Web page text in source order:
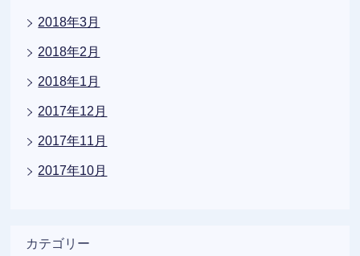
2018年3月
2018年2月
2018年1月
2017年12月
2017年11月
2017年10月
カテゴリー